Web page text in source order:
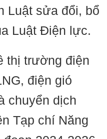
Luật sửa đổi, bổ
Luật Điện lực.
thị trường điện
điện gió
chuyển dịch
Tạp chí Năng